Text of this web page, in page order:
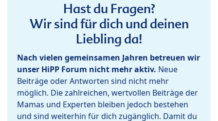
Hast du Fragen?
Wir sind für dich und deinen
Liebling da!
Nach vielen gemeinsamen Jahren betreuen wir
unser HiPP Forum nicht mehr aktiv. Neue
Beiträge oder Antworten sind nicht mehr
möglich. Die zahlreichen, wertvollen Beiträge der
Mamas und Experten bleiben jedoch bestehen
und sind weiterhin für dich zugänglich. Damit du